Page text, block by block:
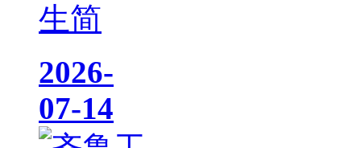
生简
2026-
07-14